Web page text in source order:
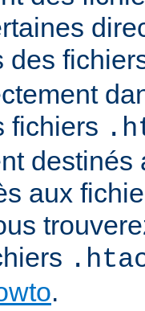
des
fichiers
destinés
aux
.